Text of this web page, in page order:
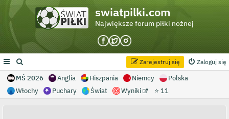
swiatpilki.com
Największe forum piłki nożnej
Zaloguj się
Zarejestruj się
MŚ 2026 Anglia Hiszpania Niemcy
Polska
Włochy
Puchary Świat Wyniki ⭐ 11